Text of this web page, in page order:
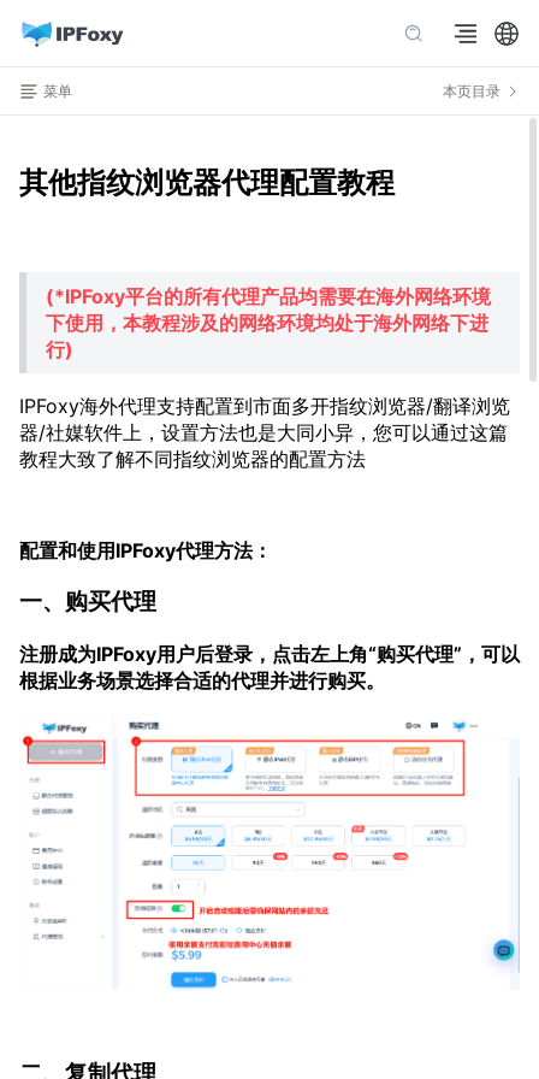
菜单 本页目录
其他指纹浏览器代理配置教程
(*IPFoxy平台的所有代理产品均需要在海外网络环境
下使用，本教程涉及的网络环境均处于海外网络下进
行)
IPFoxy海外代理支持配置到市面多开指纹浏览器/翻译浏览
器/社媒软件上，设置方法也是大同小异，您可以通过这篇
教程大致了解不同指纹浏览器的配置方法
配置和使用IPFoxy代理方法：
一、购买代理
注册成为IPFoxy用户后登录，点击左上角“购买代理”，可以
根据业务场景选择合适的代理并进行购买。
二、复制代理